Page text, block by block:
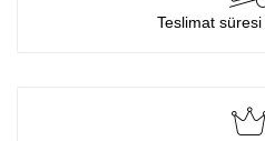
Teslimat süresi